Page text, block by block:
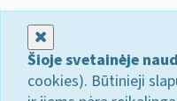
Šioje svetainėje
cookies). Būtinieji